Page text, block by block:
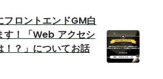
ロントエンドGM白
す！「Web アクセシ
！？」についてお話